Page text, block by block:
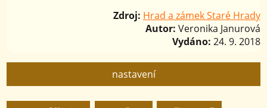
Zdroj: Hrad a zámek Staré Hrady
Autor: Veronika Janurová
Vydáno: 24. 9. 2018
nastavení